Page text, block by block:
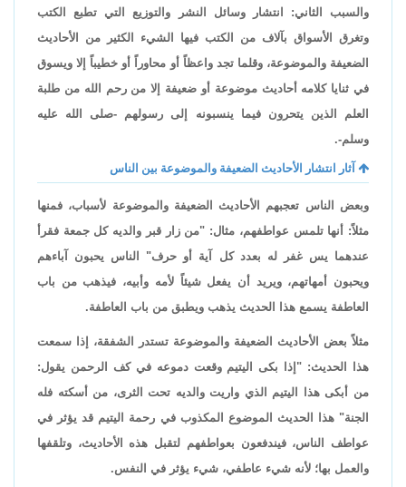
والسبب الثاني: انتشار وسائل النشر والتوزيع التي تطبع الكتب
وتغرق الأسواق بآلاف من الكتب فيها الشيء الكثير من الأحاديث
الضعيفة والموضوعة، وقلما تجد واعظاً أو محاوراً أو خطيباً إلا ويسوق
في ثنايا كلامه أحاديث موضوعة أو ضعيفة إلا من رحم الله من طلبة
العلم الذين يتحرون فيما ينسبونه إلى رسولهم -صلى الله عليه
وسلم-.
آثار انتشار الأحاديث الضعيفة والموضوعة بين الناس
وبعض الناس تعجبهم الأحاديث الضعيفة والموضوعة لأسباب، فمنها
مثلاً: أنها تلمس عواطفهم، مثال: "من زار قبر والديه كل جمعة فقرأ
عندهما يس غفر له بعدد كل آية أو حرف" الناس يحبون آباءهم
ويحبون أمهاتهم، ويريد أن يفعل شيئاً لأمه وأبيه، فيذهب من باب
العاطفة يسمع هذا الحديث يذهب ويطبق من باب العاطفة.
مثلاً بعض الأحاديث الضعيفة والموضوعة تستدر الشفقة، إذا سمعت
هذا الحديث: "إذا بكى اليتيم وقعت دموعه في كف الرحمن يقول:
من أبكى هذا اليتيم الذي واريت والديه تحت الثرى، من أسكته فله
الجنة" هذا الحديث الموضوع المكذوب في رحمة اليتيم قد يؤثر في
عواطف الناس، فيندفعون بعواطفهم لتقبل هذه الأحاديث، وتلقفها
والعمل بها؛ لأنه شيء عاطفي، شيء يؤثر في النفس.